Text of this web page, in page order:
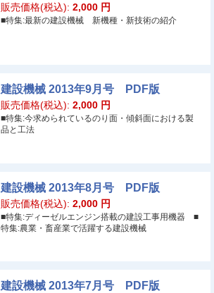
販売価格(税込): 2,000 円
■特集:最新の建設機械 新機種・新技術の紹介
建設機械 2013年9月号 PDF版
販売価格(税込): 2,000 円
■特集:今求められているのり面・傾斜面における製
品と工法
建設機械 2013年8月号 PDF版
販売価格(税込): 2,000 円
■特集:ディーゼルエンジン搭載の建設工事用機器 ■
特集:農業・畜産業で活躍する建設機械
建設機械 2013年7月号 PDF版